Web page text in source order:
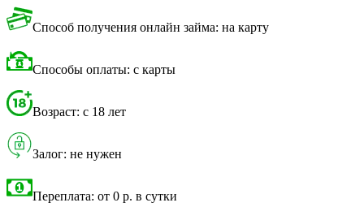
Способ получения онлайн займа: на карту
Способы оплаты: с карты
Возраст: с 18 лет
Залог: не нужен
Переплата: от 0 р. в сутки